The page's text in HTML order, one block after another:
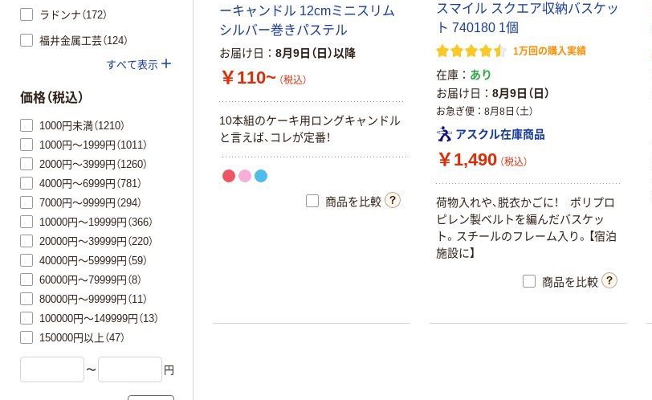
ーキャンドル 12cmミニスリム
シルバー巻きパステル
お届け日 8月9日（日）以降
￥110~ （税込）
10本組のケーキ用ロングキャンドル
と言えば、コレが定番！
商品を比較
スマイル スクエア収納バスケッ
ト 740180 1個
1万回の購入実績
在庫
あり
お届け日
8月9日（日）
お急ぎ便 8月8日（土）
アスクル在庫商品
￥1,490 （税込）
荷物入れや、脱衣かごに！ ポリプロ
ピレン製ベルトを編んだバスケッ
ト。スチールのフレーム入り。【宿泊
施設に】
商品を比較
ラドンナ（172）
福井金属工芸（124）
すべて表示
価格（税込）
1000円未満（1210）
1000円～1999円（1011）
2000円～3999円（1260）
4000円～6999円（781）
7000円～9999円（294）
10000円～19999円（366）
20000円～39999円（220）
40000円～59999円（59）
60000円～79999円（8）
80000円～99999円（11）
100000円～149999円（13）
150000円以上（47）
〜 円